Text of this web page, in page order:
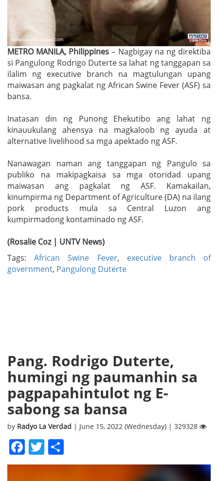
METRO MANILA, Philippines – Nagbigay na ng direktiba
si Pangulong Rodrigo Duterte sa lahat ng tanggapan sa
ilalim ng executive branch na magtulungan upang
maiwasan ang pagkalat ng African Swine Fever (ASF) sa
bansa.
Inatasan din ng Punong Ehekutibo ang lahat ng
kinauukulang ahensya na magkaloob ng ayuda at
alternative livelihood sa mga apektado ng ASF.
Nanawagan naman ang tanggapan ng Pangulo sa
publiko na makipagkaisa sa mga otoridad upang
maiwasan ang pagkalat ng ASF. Kamakailan,
kinumpirma ng Department of Agriculture (DA) na ilang
pork products mula sa Central Luzon ang
kumpirmadong kontaminado ng ASF.
(Rosalie Coz | UNTV News)
Tags:African Swine Fever, executive branch of
government, Pangulong Duterte
Pang. Rodrigo Duterte,
humingi ng paumanhin sa
pagpapahintulot ng E-
sabong sa bansa
by Radyo La Verdad | June 15, 2022 (Wednesday) | 329328
Facebook
Twitter